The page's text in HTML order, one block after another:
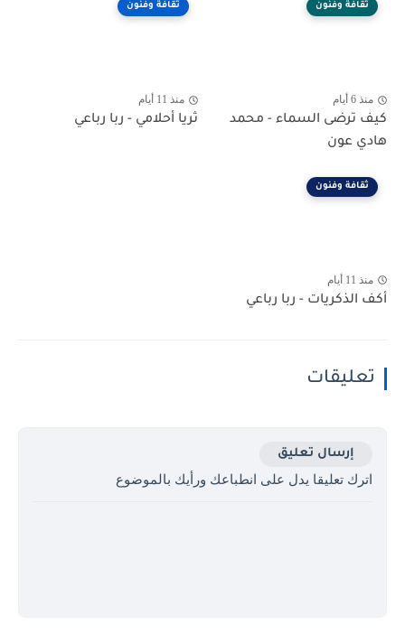
ثقافة وفنون
منذ 6 أيام
كيف ترضى السماء - محمد
هادي عون
ثقافة وفنون
منذ 11 أيام
ثريا أحلامي - ربا رباعي
ثقافة وفنون
منذ 11 أيام
أكف الذكريات - ربا رباعي
تعليقات
إرسال تعليق
اترك تعليقا يدل على انطباعك ورأيك بالموضوع